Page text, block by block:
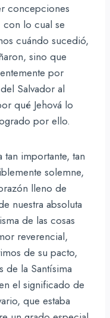
concepciones
con lo cual se
cuándo sucedió,
sino que
por
Salvador al
qué Jehová lo
por ello.
tan importante, tan
solemne,
lleno de
nuestra absoluta
de las cosas
reverencial,
de su pacto,
de la Santísima
el significado de
que estaba